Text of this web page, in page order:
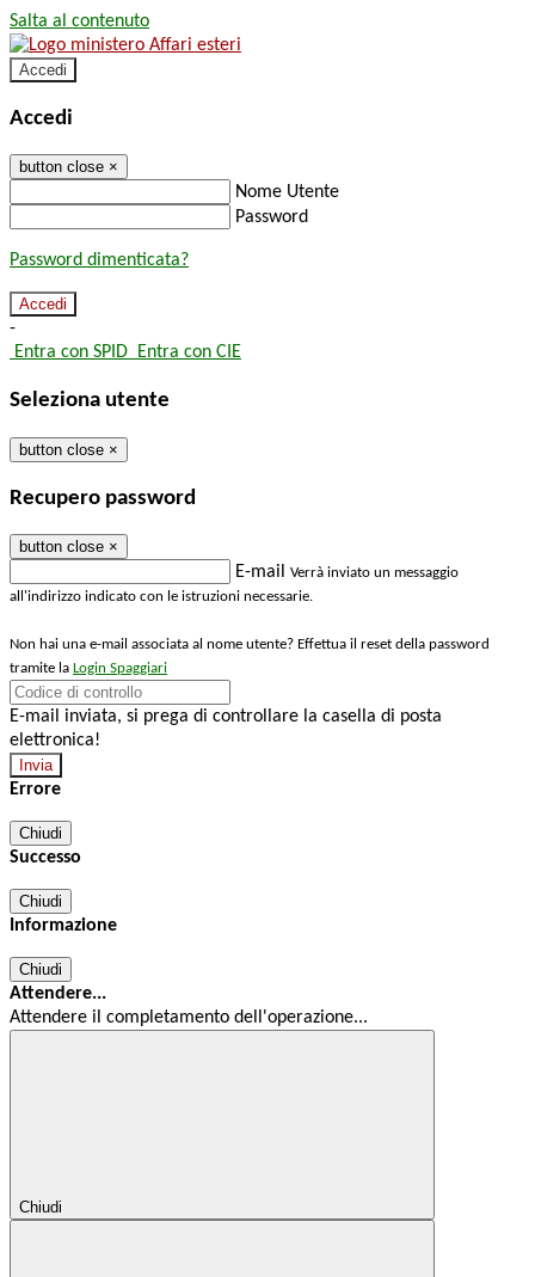
Salta al contenuto
Accedi
Accedi
button close ×
Nome Utente
Password
Password dimenticata?
-
Entra con SPID Entra con CIE
Seleziona utente
button close ×
Recupero password
button close ×
E-mail Verrà inviato un messaggio
all'indirizzo indicato con le istruzioni necessarie.
Non hai una e-mail associata al nome utente? Effettua il reset della password
tramite la Login Spaggiari
E-mail inviata, si prega di controllare la casella di posta
elettronica!
Errore
Chiudi
Successo
Chiudi
Informazione
Chiudi
Attendere...
Attendere il completamento dell'operazione...
Chiudi